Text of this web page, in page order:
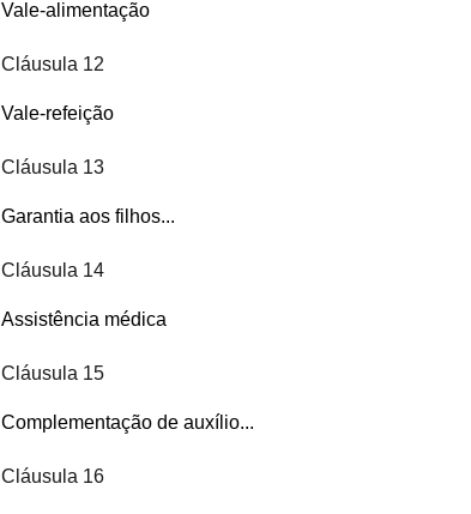
Vale-alimentação
Cláusula 12
Vale-refeição
Cláusula 13
Garantia aos filhos...
Cláusula 14
Assistência médica
Cláusula 15
Complementação de auxílio...
Cláusula 16